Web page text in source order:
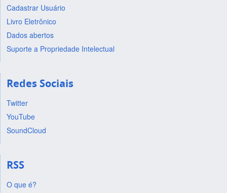
Cadastrar Usuário
Livro Eletrônico
Dados abertos
Suporte a Propriedade Intelectual
Redes Sociais
Twitter
YouTube
SoundCloud
RSS
O que é?